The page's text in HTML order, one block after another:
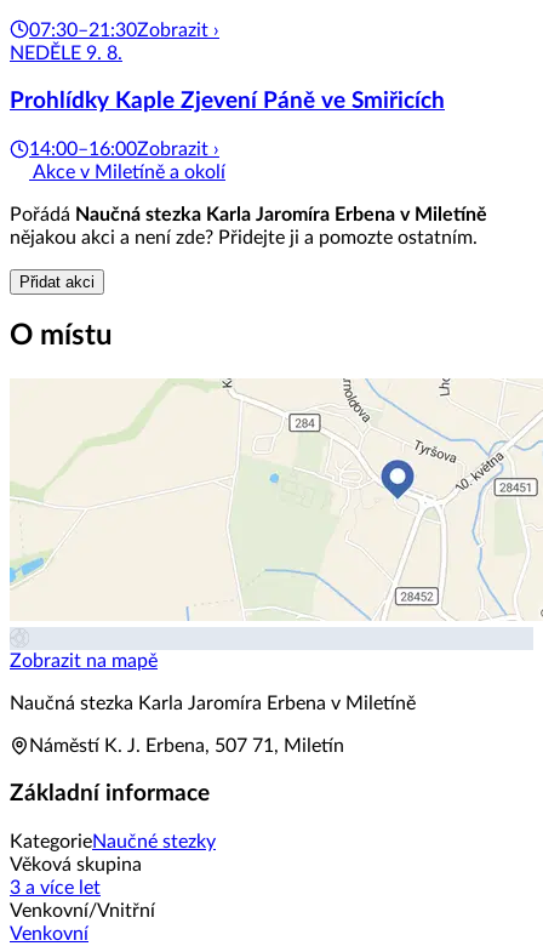
07:30–21:30Zobrazit ›
NEDĚLE 9. 8.
Prohlídky Kaple Zjevení Páně ve Smiřicích
14:00–16:00Zobrazit ›
Akce v Miletíně a okolí
Pořádá Naučná stezka Karla Jaromíra Erbena v Miletíně
nějakou akci a není zde? Přidejte ji a pomozte ostatním.
Přidat akci
O místu
Zobrazit na mapě
Naučná stezka Karla Jaromíra Erbena v Miletíně
Náměstí K. J. Erbena, 507 71, Miletín
Základní informace
KategorieNaučné stezky
Věková skupina
3 a více let
Venkovní/Vnitřní
Venkovní